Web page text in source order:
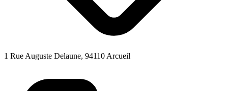
1 Rue Auguste Delaune, 94110 Arcueil